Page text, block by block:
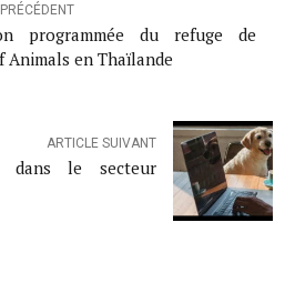
programmée du refuge de
Animals en Thaïlande
ARTICLE SUIVANT
dans le secteur